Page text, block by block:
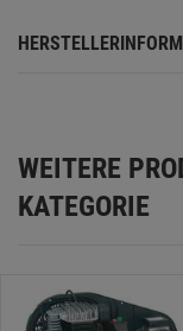
WEITERE
KATEGORIE